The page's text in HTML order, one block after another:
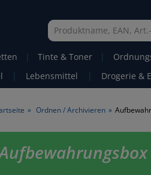
| Tinte & Toner |
| Lebensmittel | Drogerie &
» Ordnen / Archivieren »